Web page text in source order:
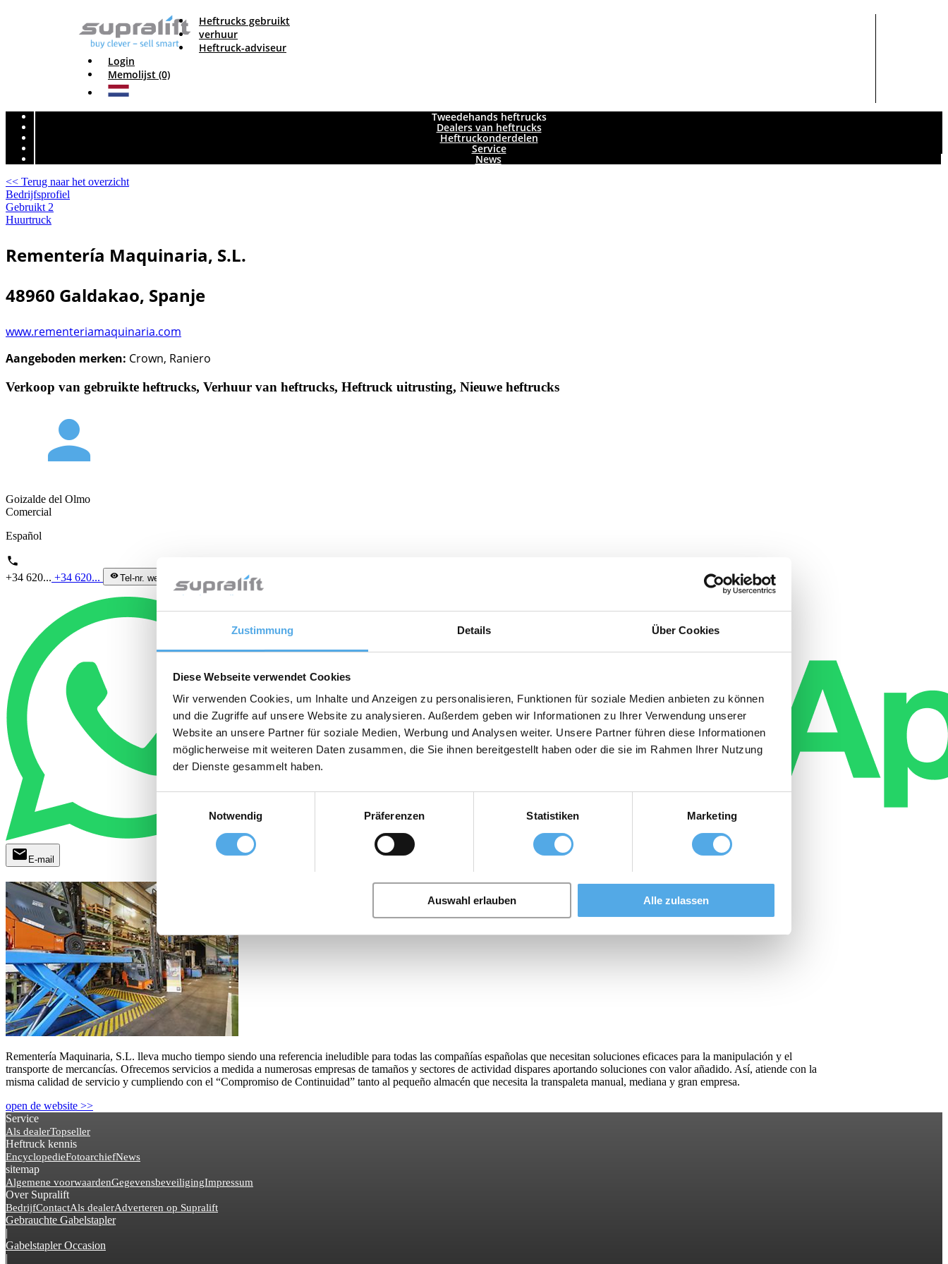
Zustimmung Details Über Cookies
Diese Webseite verwendet Cookies
Wir verwenden Cookies, um Inhalte und Anzeigen zu personalisieren, Funktionen für soziale Medien anbieten zu können
und die Zugriffe auf unsere Website zu analysieren. Außerdem geben wir Informationen zu Ihrer Verwendung unserer
Website an unsere Partner für soziale Medien, Werbung und Analysen weiter. Unsere Partner führen diese Informationen
möglicherweise mit weiteren Daten zusammen, die Sie ihnen bereitgestellt haben oder die sie im Rahmen Ihrer Nutzung
der Dienste gesammelt haben.
Notwendig
Präferenzen Statistiken Marketing
Auswahl erlauben Alle zulassen
Heftrucks gebruikt
verhuur
Heftruck-adviseur
Login
Memolijst (0)
Tweedehands heftrucks
Dealers van heftrucks
Heftruckonderdelen
Service
News
<< Terug naar het overzicht
Bedrijfsprofiel
Gebruikt 2
Huurtruck
Rementería Maquinaria, S.L.
48960 Galdakao, Spanje
www.rementeriamaquinaria.com
Aangeboden merken: Crown, Raniero
Verkoop van gebruikte heftrucks, Verhuur van heftrucks, Heftruck uitrusting, Nieuwe heftrucks
person
Goizalde del Olmo
Comercial
Español
phone
+34 620... +34 620... visibilityTel-nr. weergeven
mail E-mail
Rementería Maquinaria, S.L. lleva mucho tiempo siendo una referencia ineludible para todas las compañías españolas que necesitan soluciones eficaces para la manipulación y el
transporte de mercancías. Ofrecemos servicios a medida a numerosas empresas de tamaños y sectores de actividad dispares aportando soluciones con valor añadido. Así, atiende con la
misma calidad de servicio y cumpliendo con el “Compromiso de Continuidad” tanto al pequeño almacén que necesita la transpaleta manual, mediana y gran empresa.
open de website >>
Service
Als dealerTopseller
Heftruck kennis
EncyclopedieFotoarchiefNews
sitemap
Algemene voorwaardenGegevensbeveiligingImpressum
Over Supralift
BedrijfContactAls dealerAdverteren op Supralift
Gebrauchte Gabelstapler
|
Gabelstapler Occasion
|